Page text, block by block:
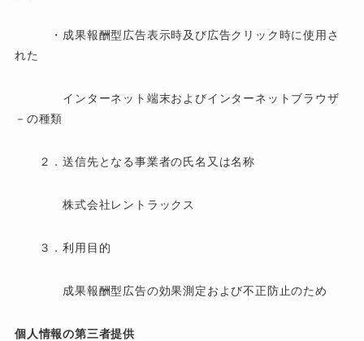
・成果報酬型広告表示時及び広告クリック時に使用さ
れた
インターネット端末およびインターネットブラウザ
－の種類
２．送信先となる事業者の氏名又は名称
株式会社レントラックス
３．利用目的
成果報酬型広告の効果測定および不正防止のため
個人情報の第三者提供